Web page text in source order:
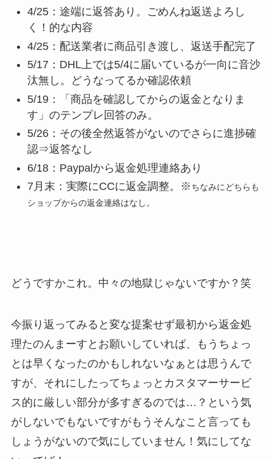
4/25：途端に返答あり。ごめんね返送よろし
く！的な内容
4/25：配送業者に商品引き渡し、返送手配完了
5/17：DHL上では5/4に届いているが一向に音沙
汰無し。どうなってるか確認依頼
5/19：「商品を確認してからの返金となりま
す」のテンプレ回答のみ。
5/26：その後全然返答がないのでさらに進捗確
認⇒返答なし
6/18：Paypalから返金処理連絡あり
7月末：実際にCCに返金調整。※ちなみにどちらも
ショップからの返金連絡はなし。
どうですかこれ。中々の地獄じゃないですか？笑
今振り返ってみると変な提案せず最初から返金処
理たのんまーすとお願いしていれば、もうちょっ
とは早くなったのかもしれないなぁとは思うんで
すが、それにしたってちょっとカスタマーサービ
ス的に厳しい部分が多すぎるのでは…？という気
がしないでもないですがもうそんなこと言っても
しょうがないので気にしていません！気にしてな